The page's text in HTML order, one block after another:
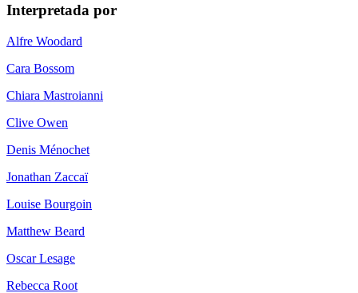
Interpretada por
Alfre Woodard
Cara Bossom
Chiara Mastroianni
Clive Owen
Denis Ménochet
Jonathan Zaccaï
Louise Bourgoin
Matthew Beard
Oscar Lesage
Rebecca Root